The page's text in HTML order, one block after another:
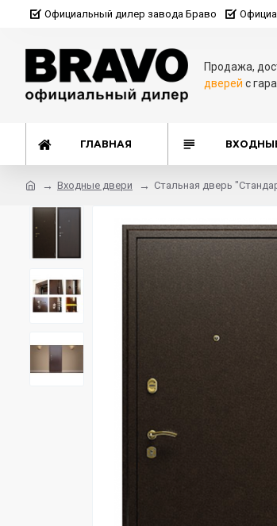
Официальный дилер завода Браво
Продажа,
дверей с
ГЛАВНАЯ
Входные двери Стальная дверь